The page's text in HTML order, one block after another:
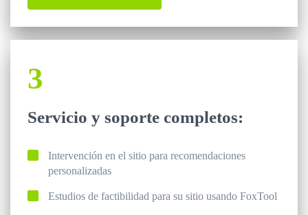
3
Servicio y soporte completos:
Intervención en el sitio para recomendaciones
personalizadas
Estudios de factibilidad para su sitio usando FoxTool